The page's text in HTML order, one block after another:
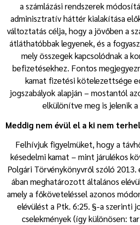
a számlázási rendszerek
adminisztratív háttér kialakítása
változtatás célja, hogy a jövőben a
átláthatóbbak legyenek, és a
mely összegek kapcsolódnak a
befizetésekhez. Fontos
kamat fizetési kötelezettsége
jogszabályok alapján – mostantól
elkülönítve meg is jelenik a
Meddig nem évül el a ki nem
Felhívjuk figyelmüket, hogy a
késedelmi kamat – mint járulékos
Polgári Törvénykönyvről szóló 2013.
ában meghatározott általános
amely a főköveteléssel azonos
elévülést a Ptk. 6:25. §-a szerinti
cselekmények (így különösen: